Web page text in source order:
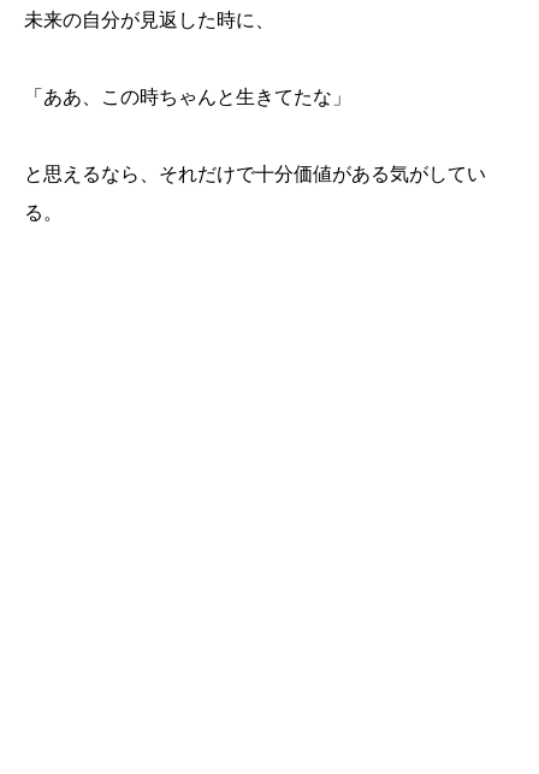
未来の自分が見返した時に、
「ああ、この時ちゃんと生きてたな」
と思えるなら、それだけで十分価値がある気がしてい
る。